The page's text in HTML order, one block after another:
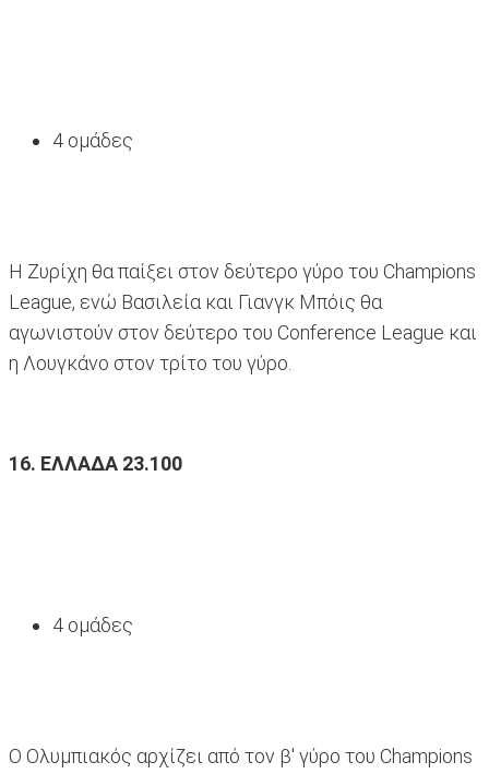
4 ομάδες
Η Ζυρίχη θα παίξει στον δεύτερο γύρο του Champions
League, ενώ Βασιλεία και Γιανγκ Μπόις θα
αγωνιστούν στον δεύτερο του Conference League και
η Λουγκάνο στον τρίτο του γύρο.
16. ΕΛΛΑΔΑ 23.100
4 ομάδες
Ο Ολυμπιακός αρχίζει από τον β' γύρο του Champions